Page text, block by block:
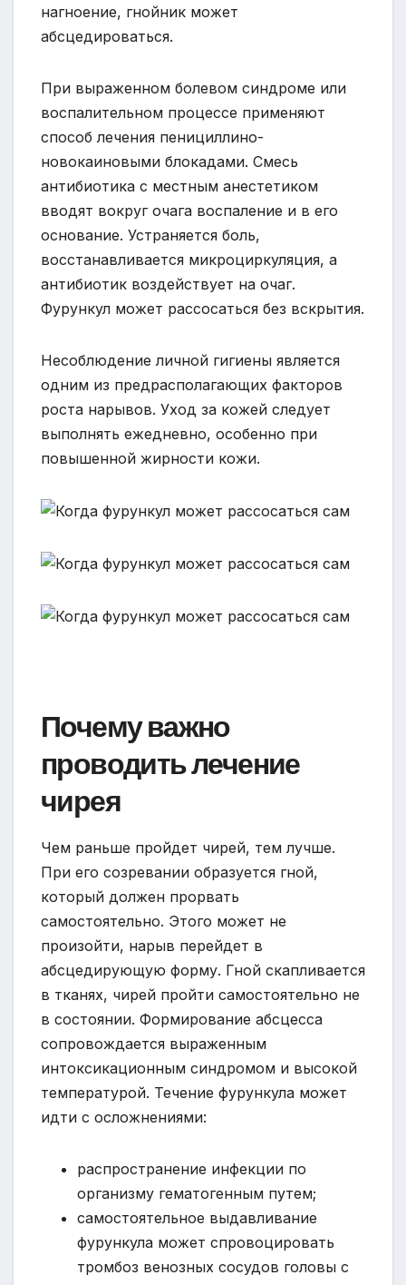
нагноение, гнойник может
абсцедироваться.
При выраженном болевом синдроме или
воспалительном процессе применяют
способ лечения пенициллино-
новокаиновыми блокадами. Смесь
антибиотика с местным анестетиком
вводят вокруг очага воспаление и в его
основание. Устраняется боль,
восстанавливается микроциркуляция, а
антибиотик воздействует на очаг.
Фурункул может рассосаться без вскрытия.
Несоблюдение личной гигиены является
одним из предрасполагающих факторов
роста нарывов. Уход за кожей следует
выполнять ежедневно, особенно при
повышенной жирности кожи.
Почему важно
проводить лечение
чирея
Чем раньше пройдет чирей, тем лучше.
При его созревании образуется гной,
который должен прорвать
самостоятельно. Этого может не
произойти, нарыв перейдет в
абсцедирующую форму. Гной скапливается
в тканях, чирей пройти самостоятельно не
в состоянии. Формирование абсцесса
сопровождается выраженным
интоксикационным синдромом и высокой
температурой. Течение фурункула может
идти с осложнениями:
распространение инфекции по
организму гематогенным путем;
самостоятельное выдавливание
фурункула может спровоцировать
тромбоз венозных сосудов головы с